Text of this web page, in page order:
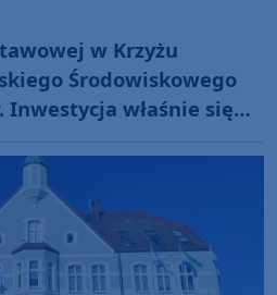
w Krzyżu
Środowiskowego
Inwestycja właśnie się